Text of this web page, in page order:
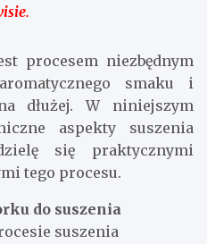
procesem niezbędnym
smaku i
dłużej. W niniejszym
aspekty suszenia
się praktycznymi
tego procesu.
do suszenia
suszenia